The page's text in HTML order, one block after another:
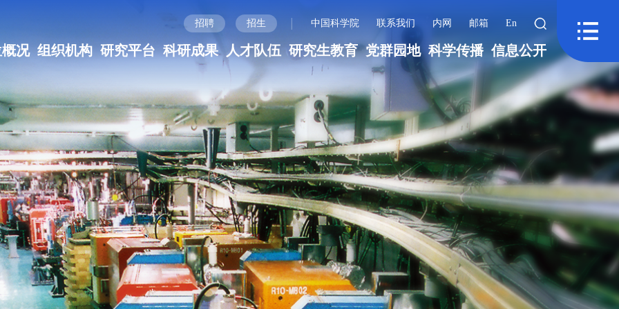
招聘 招生 | 中国科学院 联系我们 内网 邮箱 En
况 组织机构 研究平台 科研成果 人才队伍 研究生教育 党群园地 科学传播 信息公开